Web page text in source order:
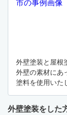
外壁塗装と屋根
外壁の素材にあ
塗料を使用いた
外壁塗装をした